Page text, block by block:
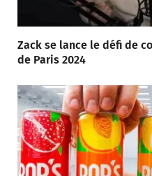
Zack se lance le défi de
de Paris 2024